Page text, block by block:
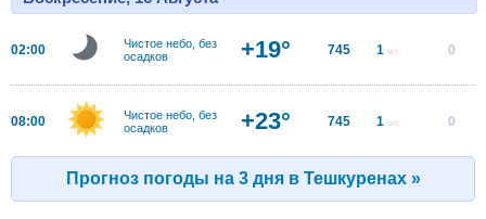
02:00
Чистое небо, без
осадков
+19° 745 1 м/с 0
08:00
Чистое небо, без
осадков
+23° 745 1 м/с 0
Прогноз погоды на 3 дня в Тешкуренах »